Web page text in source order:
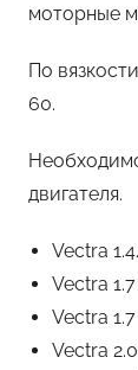
моторные
По
60.
двигателя.
Vectra
Vectra
Vectra
Vectra